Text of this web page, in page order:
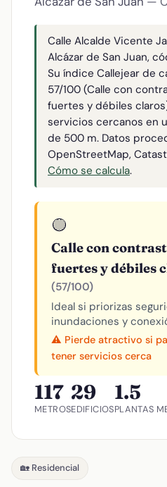
Calle Alcalde Vicente
Alcázar de San Juan,
Su índice Callejear de
57/100 (Calle con
fuertes y débiles
servicios cercanos en
de 500 m. Datos
OpenStreetMap,
Cómo se calcula.
🟡
Calle con
fuertes y débiles
(57/100)
Ideal si priorizas
inundaciones y
⚠️ Pierde atractivo si
tener servicios cerca
117
METROS
29
EDIFICIOS
1.5
PLANTAS
🏡 Residencial